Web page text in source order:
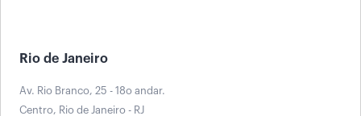
Rio de Janeiro
Av. Rio Branco, 25 - 18o andar.
Centro, Rio de Janeiro - RJ